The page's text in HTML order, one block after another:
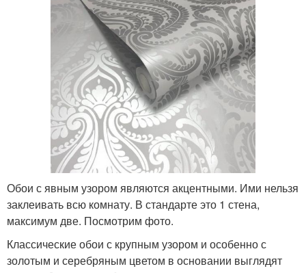
Обои с явным узором являются акцентными. Ими нельзя
заклеивать всю комнату. В стандарте это 1 стена,
максимум две. Посмотрим фото.
Классические обои с крупным узором и особенно с
золотым и серебряным цветом в основании выглядят